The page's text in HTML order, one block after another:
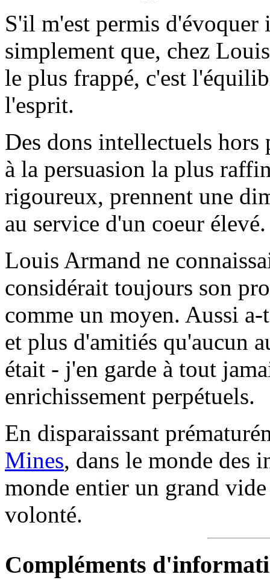
S'il m'est permis
simplement que, chez
le plus frappé, c'est
l'esprit.
Des dons intellectuels
à la persuasion la plus
rigoureux, prennent une
au service d'un coeur élevé.
Louis Armand ne
considérait toujours son
comme un moyen. Aussi
et plus d'amitiés qu'aucun
était - j'en garde à tout
enrichissement perpétuels.
En disparaissant
Mines, dans le monde des
monde entier un grand
volonté.
Compléments